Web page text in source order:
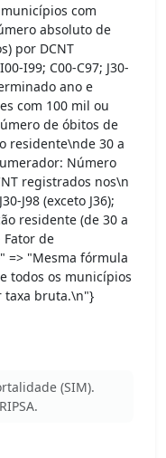
com
absoluto de
por DCNT
I99; C00-C97; J30-
ano e
com 100 mil ou
de óbitos de
residente\nde 30 a
Número
registrados nos\n
J98 (exceto J36);
residente (de 30 a
Fator de
=> "Mesma fórmula
todos os municípios
taxa bruta.\n"}
(SIM).